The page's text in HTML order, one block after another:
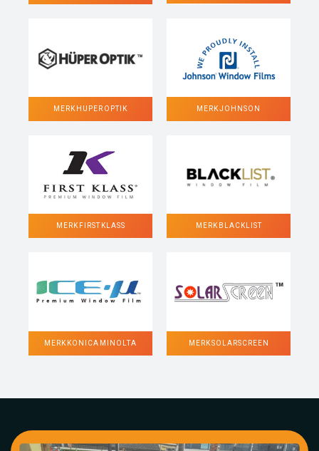
MERK HUPER OPTIK MERK JOHNSON
MERK FIRST KLASS MERK BLACKLIST
MERK KONICA MINOLTA MERK SOLARSCREEN